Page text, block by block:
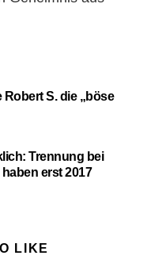
S. die „böse
Trennung bei
erst 2017
LIKE